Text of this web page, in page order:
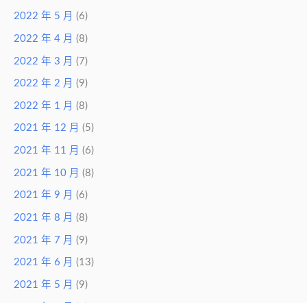
2022 年 5 月 (6)
2022 年 4 月 (8)
2022 年 3 月 (7)
2022 年 2 月 (9)
2022 年 1 月 (8)
2021 年 12 月 (5)
2021 年 11 月 (6)
2021 年 10 月 (8)
2021 年 9 月 (6)
2021 年 8 月 (8)
2021 年 7 月 (9)
2021 年 6 月 (13)
2021 年 5 月 (9)